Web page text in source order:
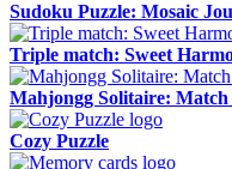
Sudoku Puzzle: Mosaic
Triple match: Sweet
Mahjongg Solitaire: Match
Cozy Puzzle